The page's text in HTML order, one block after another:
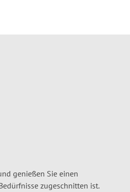
genießen Sie einen
zugeschnitten ist.